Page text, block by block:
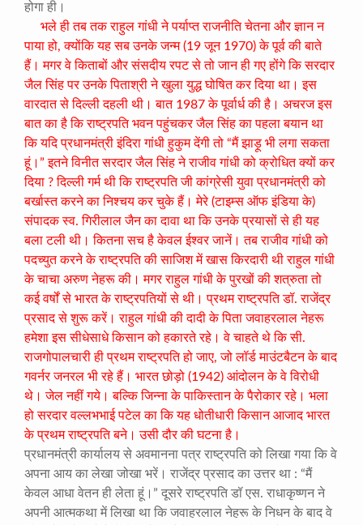
होगा ही।
भले ही तब तक राहुल गांधी ने पर्याप्त राजनीति चेतना और ज्ञान न
पाया हो, क्योंकि यह सब उनके जन्म (19 जून 1970) के पूर्व की बाते
हैं। मगर वे किताबों और संसदीय रपट से तो जान ही गए होंगे कि सरदार
जैल सिंह पर उनके पिताश्री ने खुला युद्ध घोषित कर दिया था। इस
वारदात से दिल्ली दहली थी। बात 1987 के पूर्वार्ध की है। अचरज इस
बात का है कि राष्ट्रपति भवन पहुंचकर जैल सिंह का पहला बयान था
कि यदि प्रधानमंत्री इंदिरा गांधी हुकुम देंगी तो “मैं झाड़ू भी लगा सकता
हूं।” इतने विनीत सरदार जैल सिंह ने राजीव गांधी को क्रोधित क्यों कर
दिया ? दिल्ली गर्म थी कि राष्ट्रपति जी कांग्रेसी युवा प्रधानमंत्री को
बर्खास्त करने का निश्चय कर चुके हैं। मेरे (टाइम्स ऑफ इंडिया के)
संपादक स्व. गिरीलाल जैन का दावा था कि उनके प्रयासों से ही यह
बला टली थी। कितना सच है केवल ईश्वर जानें। तब राजीव गांधी को
पदच्युत करने के राष्ट्रपति की साजिश में खास किरदारी थी राहुल गांधी
के चाचा अरुण नेहरू की। मगर राहुल गांधी के पुरखों की शत्रुता तो
कई वर्षों से भारत के राष्ट्रपतियों से थी। प्रथम राष्ट्रपति डॉ. राजेंद्र
प्रसाद से शुरू करें। राहुल गांधी की दादी के पिता जवाहरलाल नेहरू
हमेशा इस सीधेसाधे किसान को हकारते रहे। वे चाहते थे कि सी.
राजगोपालचारी ही प्रथम राष्ट्रपति हो जाए, जो लॉर्ड माउंटबैटन के बाद
गवर्नर जनरल भी रहे हैं। भारत छोड़ो (1942) आंदोलन के वे विरोधी
थे। जेल नहीं गये। बल्कि जिन्ना के पाकिस्तान के पैरोकार रहे। भला
हो सरदार वल्लभभाई पटेल का कि यह धोतीधारी किसान आजाद भारत
के प्रथम राष्ट्रपति बने। उसी दौर की घटना है।
प्रधानमंत्री कार्यालय से अवमानना पत्र राष्ट्रपति को लिखा गया कि वे
अपना आय का लेखा जोखा भरें। राजेंद्र प्रसाद का उत्तर था : “मैं
केवल आधा वेतन ही लेता हूं।” दूसरे राष्ट्रपति डॉ एस. राधाकृष्णन ने
अपनी आत्मकथा में लिखा था कि जवाहरलाल नेहरू के निधन के बाद वे